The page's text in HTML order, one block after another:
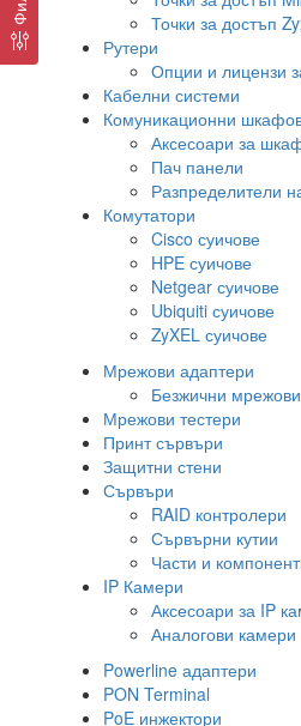
Точки за достъп
Рутери
Опции и лицензи
Кабелни системи
Комуникационни
Аксесоари за
Пач панели
Разпределители
Комутатори
Cisco суичове
HPE суичове
Netgear суичове
Ubiquiti суичове
ZyXEL суичове
Мрежови адаптери
Безжични
Мрежови тестери
Принт сървъри
Защитни стени
Сървъри
RAID контролери
Сървърни кутии
Части и
IP Камери
Аксесоари за IP
Аналогови камери
Powerline адаптери
PON Terminal
PoE инжектори